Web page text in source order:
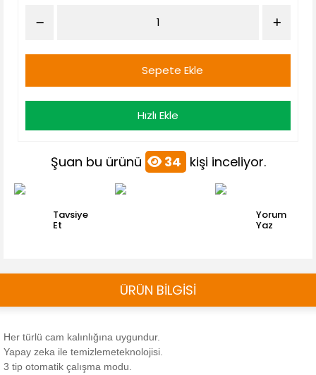
Sepete Ekle
Hızlı Ekle
Şuan bu ürünü 34 kişi inceliyor.
Tavsiye
Et
Yorum
Yaz
ÜRÜN BİLGİSİ
Her türlü cam kalınlığına uygundur.
Yapay zeka ile temizlemeteknolojisi.
3 tip otomatik çalışma modu.